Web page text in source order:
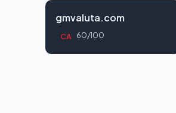
gmvaluta.com
CA 60/100